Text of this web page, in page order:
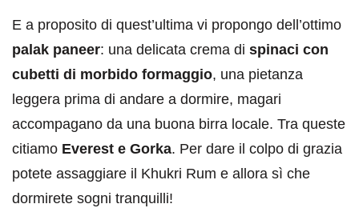
E a proposito di quest’ultima vi propongo dell’ottimo
palak paneer: una delicata crema di spinaci con
cubetti di morbido formaggio, una pietanza
leggera prima di andare a dormire, magari
accompagano da una buona birra locale. Tra queste
citiamo Everest e Gorka. Per dare il colpo di grazia
potete assaggiare il Khukri Rum e allora sì che
dormirete sogni tranquilli!